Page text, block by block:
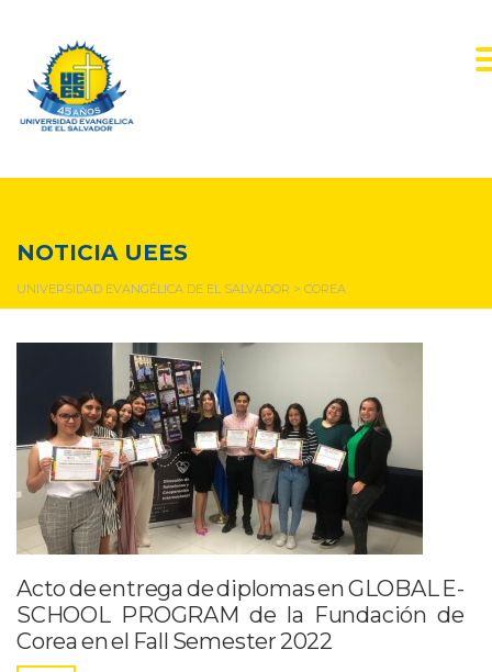
NOTICIA UEES
UNIVERSIDAD EVANGÉLICA DE EL SALVADOR > COREA
Acto de entrega de diplomas en GLOBAL E-
SCHOOL PROGRAM de la Fundación de
Corea en el Fall Semester 2022